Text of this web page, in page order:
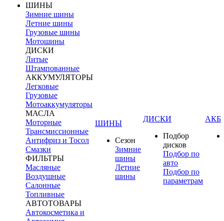
ШИНЫ
Зимние шины
Летние шины
Грузовые шины
Мотошины
ДИСКИ
Литые
Штампованные
АККУМУЛЯТОРЫ
Легковые
Грузовые
Мотоаккумуляторы
МАСЛА
Моторные
Трансмиссионные
Антифриз и Тосол
Смазки
ФИЛЬТРЫ
Масляные
Воздушные
Салонные
Топливные
АВТОТОВАРЫ
Автокосметика и
ШИНЫ
Сезон
Зимние
шины
Летние
шины
ДИСКИ
Подбор
дисков
Подбор по
авто
Подбор по
параметрам
АКБ